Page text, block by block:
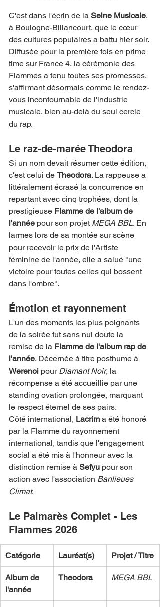
C'est dans l'écrin de la Seine Musicale,
à Boulogne-Billancourt, que le cœur
des cultures populaires a battu hier soir.
Diffusée pour la première fois en prime
time sur France 4, la cérémonie des
Flammes a tenu toutes ses promesses,
s'affirmant désormais comme le rendez-
vous incontournable de l'industrie
musicale, bien au-delà du seul cercle
du rap.
Le raz-de-marée Theodora
Si un nom devait résumer cette édition,
c'est celui de Theodora. La rappeuse a
littéralement écrasé la concurrence en
repartant avec cinq trophées, dont la
prestigieuse Flamme de l'album de
l'année pour son projet MEGA BBL. En
larmes lors de sa montée sur scène
pour recevoir le prix de l'Artiste
féminine de l'année, elle a salué "une
victoire pour toutes celles qui bossent
dans l'ombre".
Émotion et rayonnement
L'un des moments les plus poignants
de la soirée fut sans nul doute la
remise de la Flamme de l'album rap de
l'année. Décernée à titre posthume à
Werenoi pour Diamant Noir, la
récompense a été accueillie par une
standing ovation prolongée, marquant
le respect éternel de ses pairs.
Côté international, Lacrim a été honoré
par la Flamme du rayonnement
international, tandis que l'engagement
social a été mis à l'honneur avec la
distinction remise à Sefyu pour son
action avec l'association Banlieues
Climat.
Le Palmarès Complet - Les
Flammes 2026
Catégorie Lauréat(s) Projet / Titre
Album de
l'année
Theodora MEGA BBL